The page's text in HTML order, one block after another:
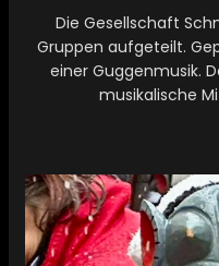
Die Gesellschaft
Gruppen aufgeteilt.
einer Guggenmusik.
musikalische